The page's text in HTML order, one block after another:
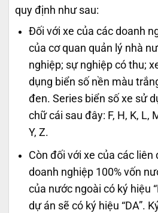
quy định như sau:
Đối với xe của các doanh
của cơ quan quản lý nhà
nghiệp; sự nghiệp có thu;
dụng biển số nền màu
đen. Series biển số xe sử
chữ cái sau đây: F, H, K, L,
Y, Z.
Còn đối với xe của các liên
doanh nghiệp 100% vốn
của nước ngoài có ký hiệu
dự án sẽ có ký hiệu “DA”.